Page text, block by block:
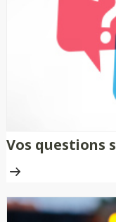
Vos questions